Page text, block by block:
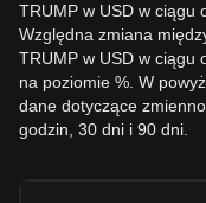
TRUMP w USD w ciągu
Względna zmiana
TRUMP w USD w ciągu
na poziomie %. W
dane dotyczące
godzin, 30 dni i 90 dni.